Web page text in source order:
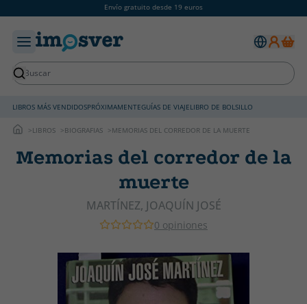
Envío gratuito desde 19 euros
LIBROS MÁS VENDIDOSPRÓXIMAMENTEGUÍAS DE VIAJELIBRO DE BOLSILLO
LIBROS BIOGRAFIAS MEMORIAS DEL CORREDOR DE LA MUERTE
Memorias del corredor de la
muerte
MARTÍNEZ, JOAQUÍN JOSÉ
0 opiniones